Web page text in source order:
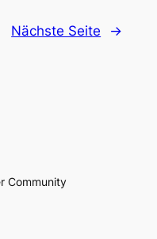
Nächste Seite →
Community